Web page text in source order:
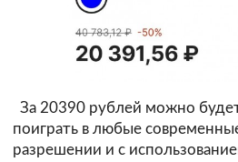
За 20390 рублей можно
поиграть в любые
разрешении и с